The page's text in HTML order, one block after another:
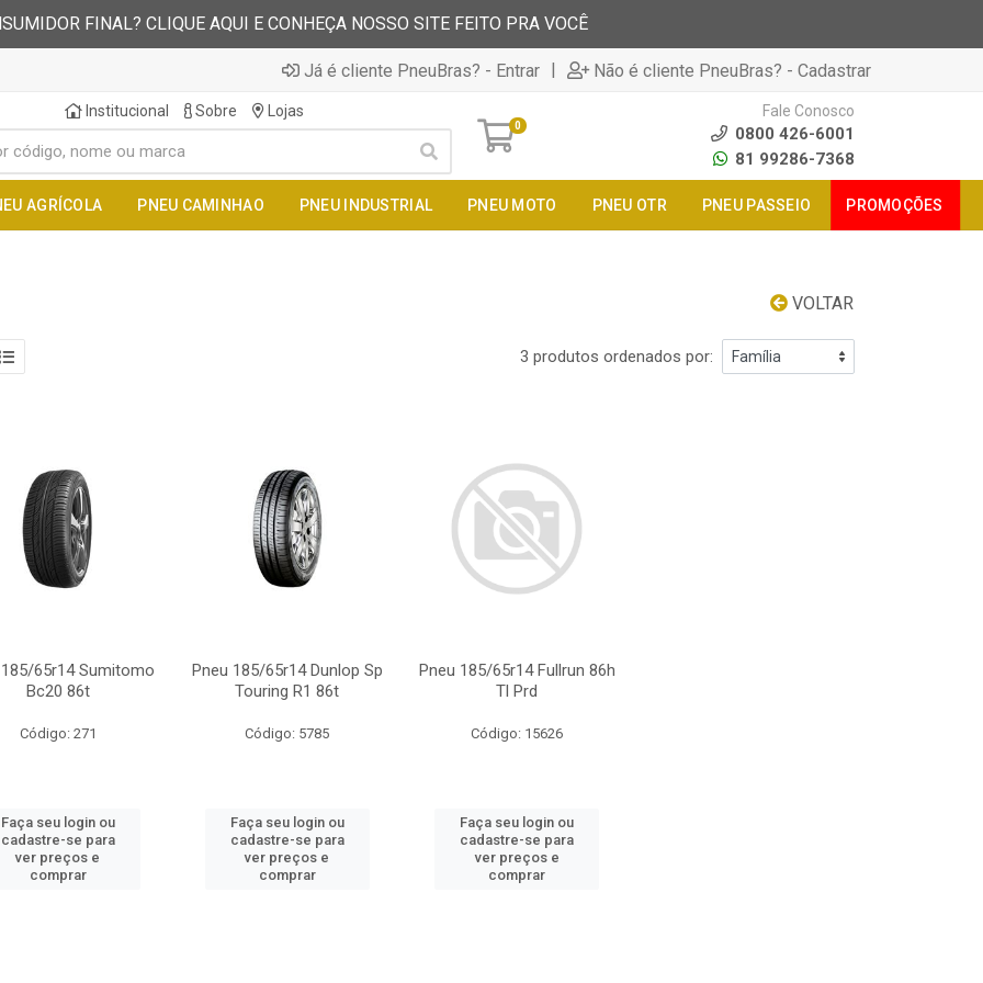
FINAL? CLIQUE AQUI E CONHEÇA NOSSO SITE FEITO PRA VOCÊ
Já é cliente PneuBras? - Entrar | Não é cliente PneuBras? - Cadastrar
Institucional Sobre Lojas
0
Fale Conosco
0800 426-6001
81 99286-7368
AGRÍCOLA PNEU CAMINHAO PNEU INDUSTRIAL PNEU MOTO PNEU OTR PNEU PASSEIO PROMOÇÕES
VOLTAR
3 produtos ordenados por:
65r14 Sumitomo
Bc20 86t
Código: 271
Faça seu login ou
cadastre-se para
ver preços e
comprar
Pneu 185/65r14 Dunlop Sp
Touring R1 86t
Código: 5785
Faça seu login ou
cadastre-se para
ver preços e
comprar
Pneu 185/65r14 Fullrun 86h
Tl Prd
Código: 15626
Faça seu login ou
cadastre-se para
ver preços e
comprar